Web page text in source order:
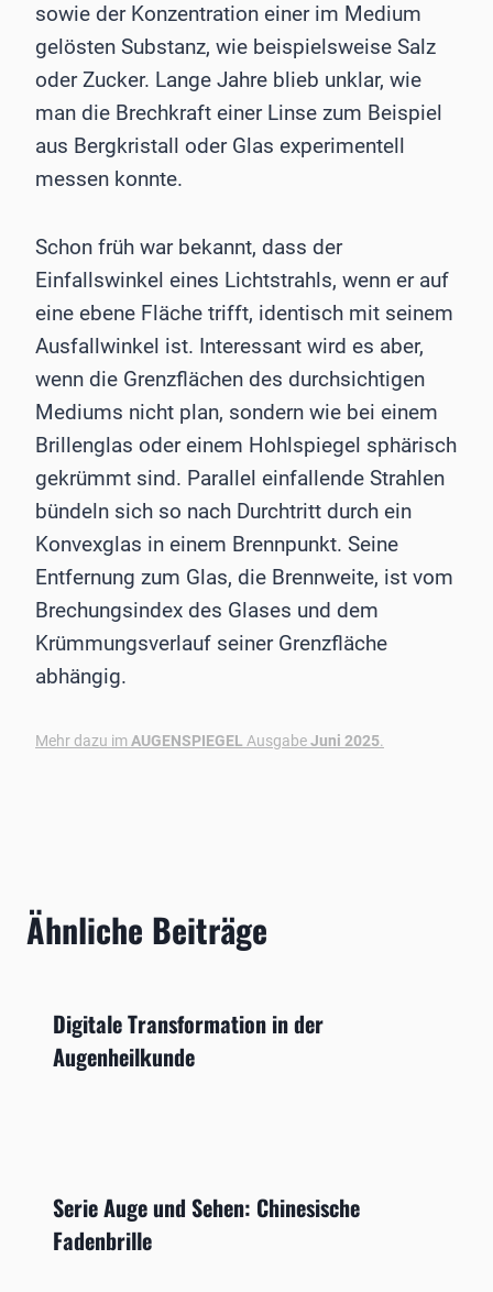
sowie der Konzentration einer im Medium
gelösten Substanz, wie beispielsweise Salz
oder Zucker. Lange Jahre blieb unklar, wie
man die Brechkraft einer Linse zum Beispiel
aus Bergkristall oder Glas experimentell
messen konnte.
Schon früh war bekannt, dass der
Einfallswinkel eines Lichtstrahls, wenn er auf
eine ebene Fläche trifft, identisch mit seinem
Ausfallwinkel ist. Interessant wird es aber,
wenn die Grenzflächen des durchsichtigen
Mediums nicht plan, sondern wie bei einem
Brillenglas oder einem Hohlspiegel sphärisch
gekrümmt sind. Parallel einfallende Strahlen
bündeln sich so nach Durchtritt durch ein
Konvexglas in einem Brennpunkt. Seine
Entfernung zum Glas, die Brennweite, ist vom
Brechungsindex des Glases und dem
Krümmungsverlauf seiner Grenzfläche
abhängig.
Mehr dazu imAUGENSPIEGEL AusgabeJuni 2025.
Ähnliche Beiträge
Digitale Transformation in der
Augenheilkunde
Serie Auge und Sehen: Chinesische
Fadenbrille